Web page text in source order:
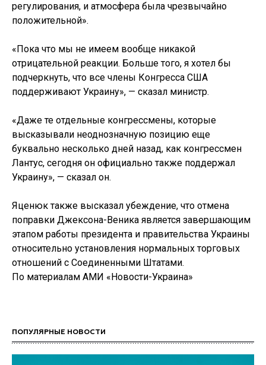
регулирования, и атмосфера была чрезвычайно
положительной».
«Пока что мы не имеем вообще никакой
отрицательной реакции. Больше того, я хотел бы
подчеркнуть, что все члены Конгресса США
поддерживают Украину», — сказал министр.
«Даже те отдельные конгрессмены, которые
высказывали неоднозначную позицию еще
буквально несколько дней назад, как конгрессмен
Лантус, сегодня он официально также поддержал
Украину», — сказал он.
Яценюк также высказал убеждение, что отмена
поправки Джексона-Веника является завершающим
этапом работы президента и правительства Украины
относительно установления нормальных торговых
отношений с Соединенными Штатами.
По материалам АМИ «Новости-Украина»
ПОПУЛЯРНЫЕ НОВОСТИ